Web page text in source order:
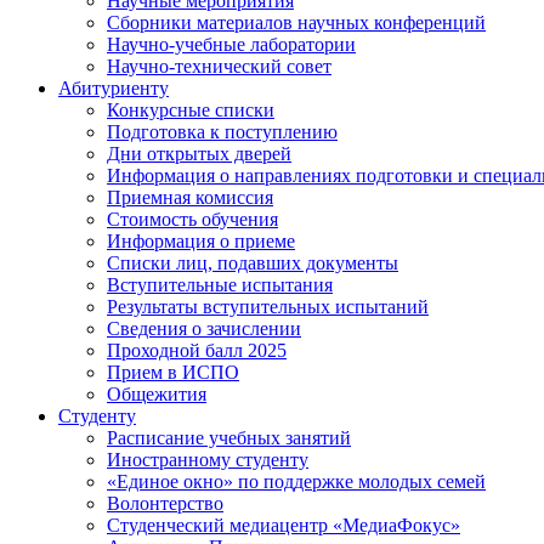
Сборники материалов научных конференций
Научно-учебные лаборатории
Научно-технический совет
Абитуриенту
Конкурсные списки
Подготовка к поступлению
Дни открытых дверей
Информация о направлениях подготовки и
Приемная комиссия
Стоимость обучения
Информация о приеме
Списки лиц, подавших документы
Вступительные испытания
Результаты вступительных испытаний
Сведения о зачислении
Проходной балл 2025
Прием в ИСПО
Общежития
Студенту
Расписание учебных занятий
Иностранному студенту
«Единое окно» по поддержке молодых семей
Волонтерство
Студенческий медиацентр «МедиаФокус»